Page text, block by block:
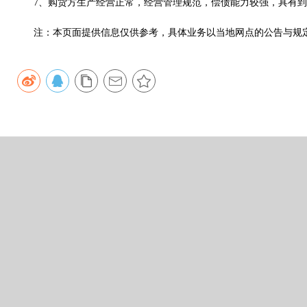
7、购货方生产经营正常，经营管理规范，偿债能力较强，具有
注：本页面提供信息仅供参考，具体业务以当地网点的公告与规